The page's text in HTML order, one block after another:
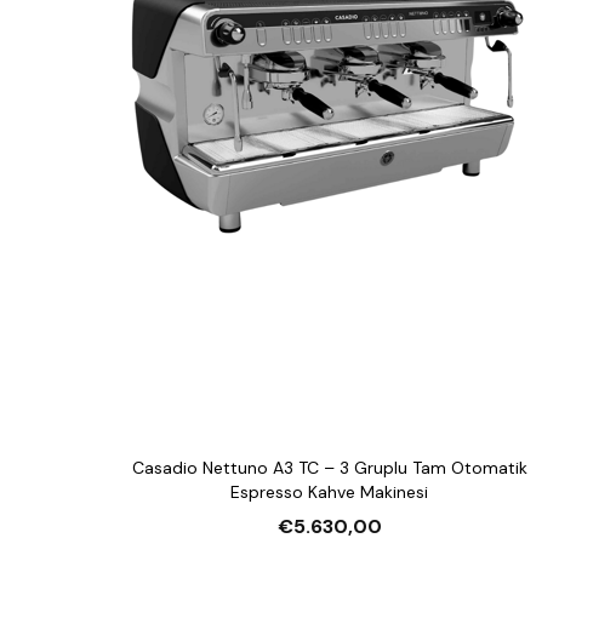
Casadio Nettuno A3 TC – 3 Gruplu Tam Otomatik
Espresso Kahve Makinesi
€5.630,00